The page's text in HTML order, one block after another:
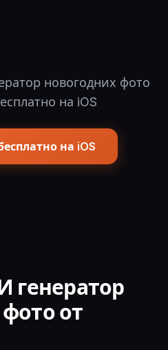
новогодних фото
на iOS
на iOS
генератор
от